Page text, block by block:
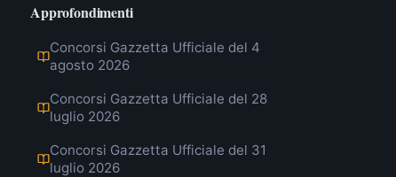
Approfondimenti
Concorsi Gazzetta Ufficiale del 4
agosto 2026
Concorsi Gazzetta Ufficiale del 28
luglio 2026
Concorsi Gazzetta Ufficiale del 31
luglio 2026